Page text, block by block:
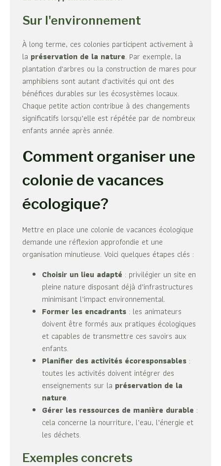
Sur l'environnement
À long terme, ces colonies participent activement à
la préservation de la nature. Par exemple, la
plantation d'arbres ou la construction de mares pour
amphibiens sont autant d'activités qui ont des
bénéfices durables sur les écosystèmes locaux.
Chaque petite action contribue à des changements
significatifs lorsqu’elle est répétée par de nombreux
enfants année après année.
Comment organiser une
colonie de vacances
écologique?
Mettre en place une colonie de vacances écologique
demande une réflexion approfondie et une
organisation minutieuse. Voici quelques étapes clés :
Choisir un lieu adapté : privilégier un site en
pleine nature disposant déjà d’infrastructures
minimisant l’impact environnemental.
Former les encadrants : les animateurs
doivent être formés aux pratiques écologiques
et capables de transmettre ces savoirs aux
enfants.
Planifier des activités écoresponsables :
toutes les activités doivent intégrer des
enseignements sur la préservation de la
nature.
Gérer les ressources de manière durable :
cela concerne la nourriture, l’eau, l’énergie et
les déchets.
Exemples concrets